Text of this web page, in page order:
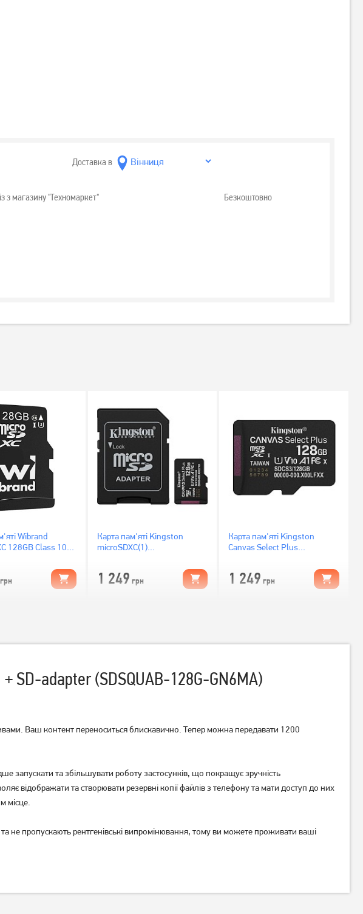
Доставка в
з магазину "Техномаркет" Безкоштовно
Wibrand
128GB Class 10
грн
Карта пам'яті Kingston
microSDXC(1)
1 249 грн
Карта пам'яті Kingston
Canvas Select Plus
1 249 грн
633x 128GB
I/U3 R100 + SD
V6 (WICDHU1/16GB)
349
(MICDXU1/64GB-A)
120 грн
SD-adapter (SDSQUAB-128G-GN6MA)
Ваш контент переноситься блискавично. Тепер можна передавати 1200
та збільшувати роботу застосунків, що покращує зручність
відображати та створювати резервні копії файлів з телефону та мати доступ до них
місце.
не пропускають рентгенівські випромінювання, тому ви можете проживати ваші